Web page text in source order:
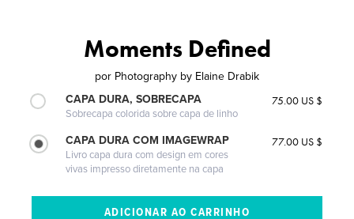
Moments Defined
por Photography by Elaine Drabik
CAPA DURA, SOBRECAPA
Sobrecapa colorida sobre capa de linho
75.00 US $
CAPA DURA COM IMAGEWRAP
Livro capa dura com design em cores
vivas impresso diretamente na capa
77.00 US $